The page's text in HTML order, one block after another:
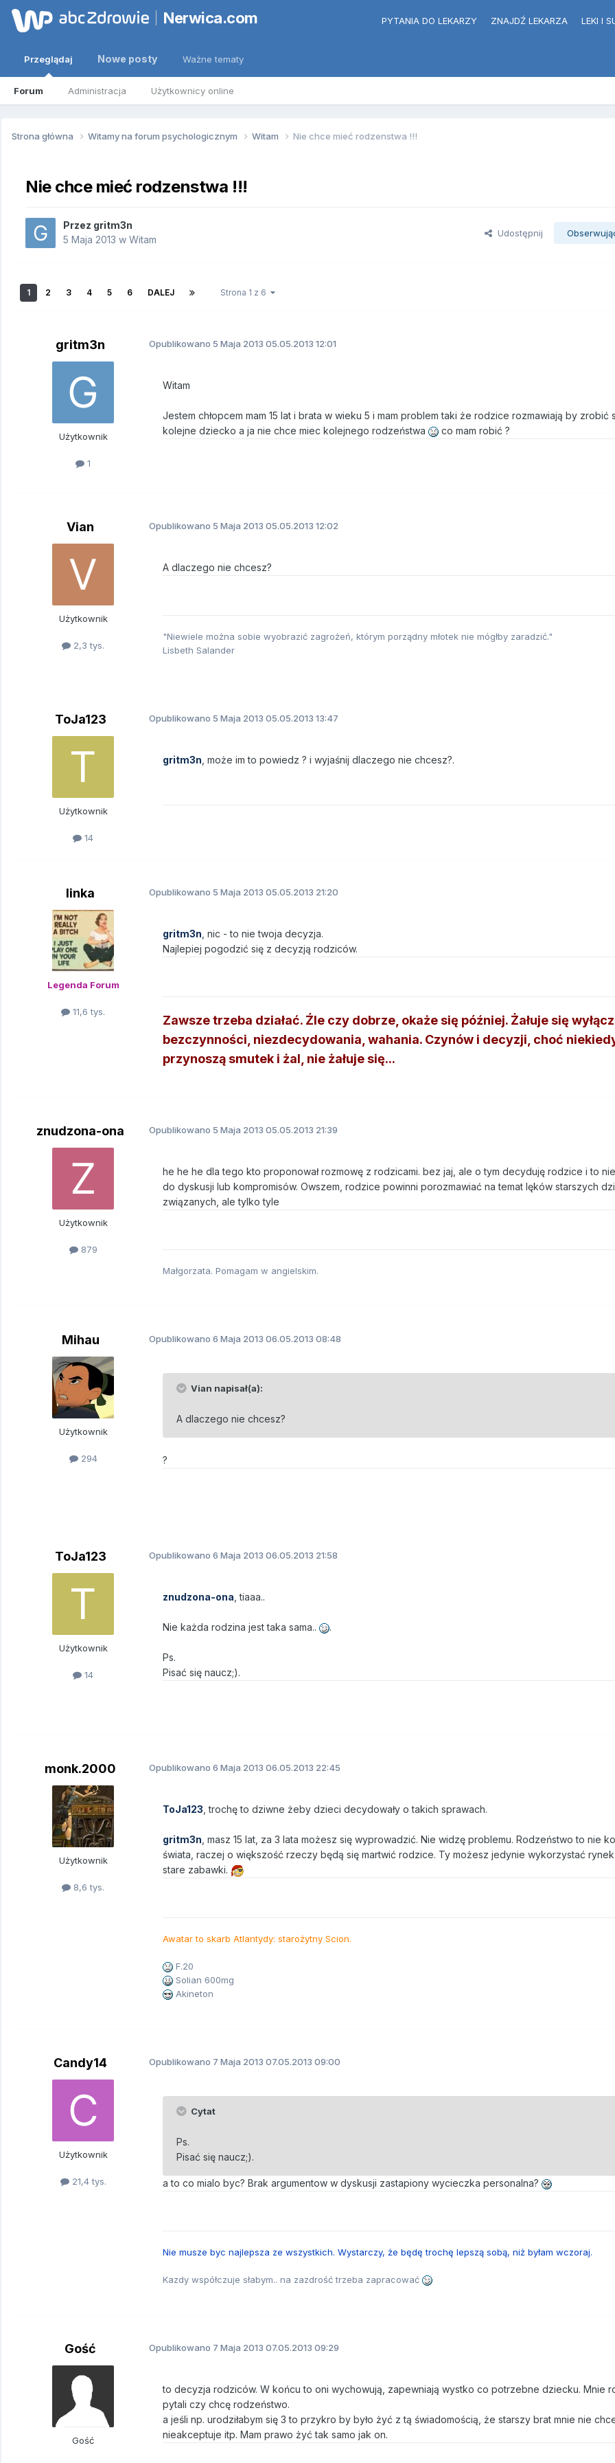
Nerwica.com PYTANIA DO LEKARZY ZNAJDŹ LEKARZA LEKI I
Przeglądaj
Forum Administracja Użytkownicy online
Nowe posty Ważne tematy
Strona główna Witamy na forum psychologicznym Witam Nie chce mieć rodzenstwa !!!
Nie chce mieć rodzenstwa !!!
Przez gritm3n
5 Maja 2013 w Witam
Udostępnij
1 2 3 4 5 6 DALEJ Strona 1 z 6
gritm3n
Użytkownik
1
Opublikowano 5 Maja 2013 05.05.2013 12:01
Witam
Jestem chłopcem mam 15 lat i brata w wieku 5 i mam problem taki że rodzice rozmawiają by zrobić
kolejne dziecko a ja nie chce miec kolejnego rodzeństwa
co mam robić ?
Vian
Użytkownik
2,3 tys.
Opublikowano 5 Maja 2013 05.05.2013 12:02
A dlaczego nie chcesz?
"Niewiele można sobie wyobrazić zagrożeń, którym porządny młotek nie mógłby zaradzić."
Lisbeth Salander
ToJa123
Użytkownik
14
Opublikowano 5 Maja 2013 05.05.2013 13:47
gritm3n , może im to powiedz ? i wyjaśnij dlaczego nie chcesz?.
linka
Legenda Forum
11,6 tys.
Opublikowano 5 Maja 2013 05.05.2013 21:20
gritm3n , nic - to nie twoja decyzja.
Najlepiej pogodzić się z decyzją rodziców.
Zawsze trzeba działać. Źle czy dobrze, okaże się później. Żałuje się
bezczynności, niezdecydowania, wahania. Czynów i decyzji, choć
przynoszą smutek i żal, nie żałuje się...
znudzona-ona
Użytkownik
879
Opublikowano 5 Maja 2013 05.05.2013 21:39
he he he dla tego kto proponował rozmowę z rodzicami. bez jaj, ale o tym decyduję rodzice i to
do dyskusji lub kompromisów. Owszem, rodzice powinni porozmawiać na temat lęków starszych
związanych, ale tylko tyle
Małgorzata. Pomagam w angielskim.
Mihau
Użytkownik
294
Opublikowano 6 Maja 2013 06.05.2013 08:48
Vian napisał(a):
A dlaczego nie chcesz?
?
ToJa123
Użytkownik
14
Opublikowano 6 Maja 2013 06.05.2013 21:58
znudzona-ona , tiaaa..
Nie każda rodzina jest taka sama.. .
Ps.
Pisać się naucz;).
monk.2000
Użytkownik
8,6 tys.
Opublikowano 6 Maja 2013 06.05.2013 22:45
ToJa123 , trochę to dziwne żeby dzieci decydowały o takich sprawach.
gritm3n , masz 15 lat, za 3 lata możesz się wyprowadzić. Nie widzę problemu. Rodzeństwo to nie
świata, raczej o większość rzeczy będą się martwić rodzice. Ty możesz jedynie wykorzystać
stare zabawki.
Awatar to skarb Atlantydy: starożytny Scion.
F.20
Solian 600mg
Akineton
Candy14
Użytkownik
21,4 tys.
Opublikowano 7 Maja 2013 07.05.2013 09:00
Cytat
Ps.
Pisać się naucz;).
a to co mialo byc? Brak argumentow w dyskusji zastapiony wycieczka personalna?
Nie musze byc najlepsza ze wszystkich. Wystarczy, że będę trochę lepszą sobą, niż byłam wczoraj.
Kazdy współczuje słabym.. na zazdrość trzeba zapracować
Gość
Gość
Opublikowano 7 Maja 2013 07.05.2013 09:29
to decyzja rodziców. W końcu to oni wychowują, zapewniają wystko co potrzebne dziecku. Mnie
pytali czy chcę rodzeństwo.
a jeśli np. urodziłabym się 3 to przykro by było żyć z tą świadomością, że starszy brat mnie nie
nieakceptuje itp. Mam prawo żyć tak samo jak on.